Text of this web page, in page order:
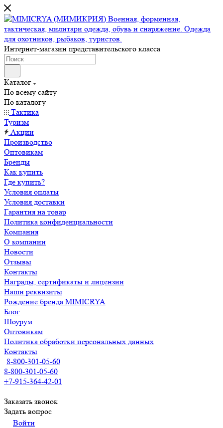
Интернет-магазин представительского класса
Каталог
По всему сайту
По каталогу
Тактика
Туризм
Акции
Производство
Оптовикам
Бренды
Как купить
Где купить?
Условия оплаты
Условия доставки
Гарантия на товар
Политика конфиденциальности
Компания
О компании
Новости
Отзывы
Контакты
Награды, сертификаты и лицензии
Наши реквизиты
Рождение бренда MIMICRYA
Блог
Шоурум
Оптовикам
Политика обработки персональных данных
Контакты
8-800-301-05-60
8-800-301-05-60
+7-915-364-42-01
Заказать звонок
Задать вопрос
Войти